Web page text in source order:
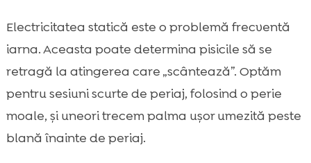
Electricitatea statică este o problemă frecventă
iarna. Aceasta poate determina pisicile să se
retragă la atingerea care „scântează”. Optăm
pentru sesiuni scurte de periaj, folosind o perie
moale, și uneori trecem palma ușor umezită peste
blană înainte de periaj.